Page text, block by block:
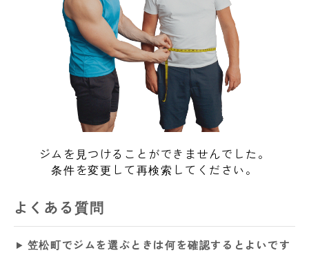
ジムを見つけることができませんでした。
条件を変更して再検索してください。
よくある質問
笠松町でジムを選ぶときは何を確認するとよいです